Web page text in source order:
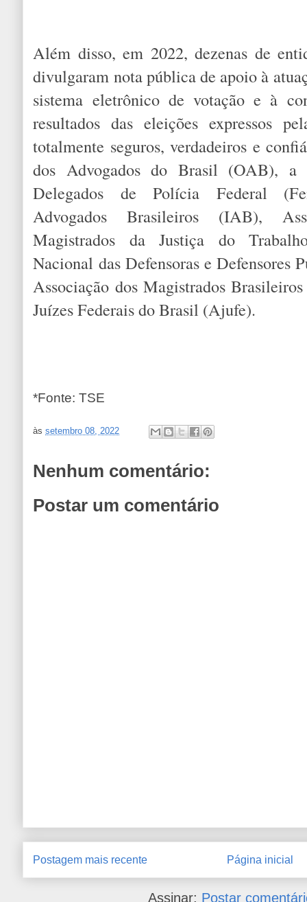
Além disso, em 2022, dezenas de
divulgaram nota pública de apoio à
sistema eletrônico de votação e à
resultados das eleições expressos
totalmente seguros, verdadeiros e
dos Advogados do Brasil (OAB), a
Delegados de Polícia Federal
Advogados Brasileiros (IAB),
Magistrados da Justiça do
Nacional das Defensoras e Defensores
Associação dos Magistrados
Juízes Federais do Brasil (Ajufe).
*Fonte: TSE
àssetembro 08, 2022
Nenhum comentário:
Postar um comentário
Postagem mais recente Página inicial
Assinar: Postar